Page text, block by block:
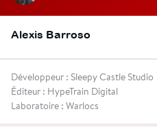
Alexis Barroso
Développeur : Sleepy Castle Studio
Éditeur : HypeTrain Digital
Laboratoire : Warlocs